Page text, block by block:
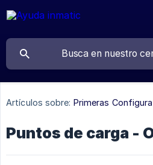
Artículos sobre: Primeras
Puntos de carga -